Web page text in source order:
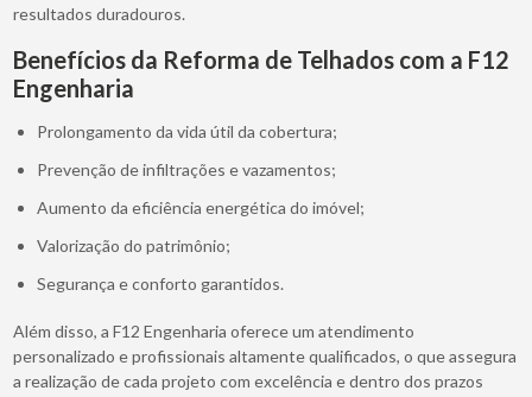
resultados duradouros.
Benefícios da Reforma de Telhados com a F12
Engenharia
Prolongamento da vida útil da cobertura;
Prevenção de infiltrações e vazamentos;
Aumento da eficiência energética do imóvel;
Valorização do patrimônio;
Segurança e conforto garantidos.
Além disso, a F12 Engenharia oferece um atendimento
personalizado e profissionais altamente qualificados, o que assegura
a realização de cada projeto com excelência e dentro dos prazos